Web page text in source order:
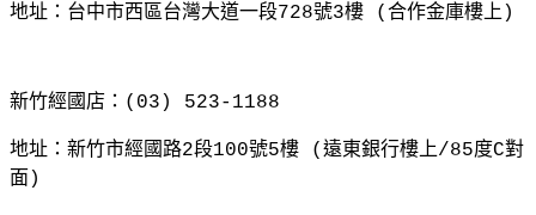
地址：台中市西區台灣大道一段728號3樓 ( 合作金庫樓上)
新竹經國店： (03) 523-1188
地址：新竹市經國路2段100號5樓 ( 遠東銀行樓上/85度C對
面 )